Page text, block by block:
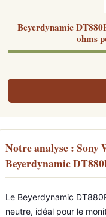
Beyerdynamic
ohms
Notre analyse : Sony
Beyerdynamic
Le Beyerdynamic
neutre, idéal pour le